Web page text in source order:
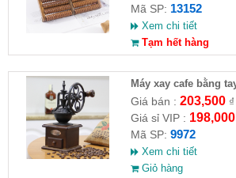
Mã SP: 13152
Xem chi tiết
Tạm hết hàng
Máy xay cafe bằng
Giá bán : 203,500₫
Giá sỉ VIP : 198,000
Mã SP: 9972
Xem chi tiết
Giỏ hàng